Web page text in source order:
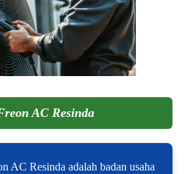
AC Resinda
AC Resinda adalah badan usaha